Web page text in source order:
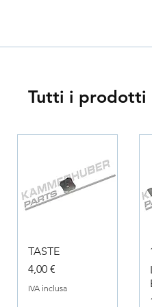
Tutti i prodotti
TASTE
Prezzo
4,00 €
IVA inclusa